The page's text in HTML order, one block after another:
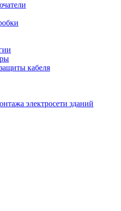
кабеля
электросети зданий